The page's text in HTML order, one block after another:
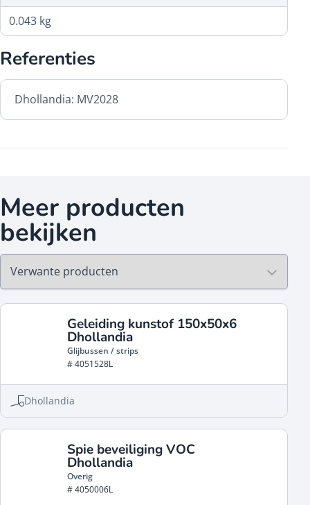
0.043 kg
Referenties
Dhollandia: MV2028
Meer producten
bekijken
Geleiding kunstof 150x50x6
Dhollandia
Glijbussen / strips
# 4051528L
Dhollandia
Spie beveiliging VOC
Dhollandia
Overig
# 4050006L